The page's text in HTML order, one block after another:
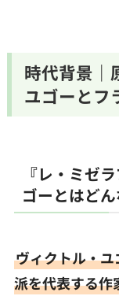
時代背景｜
ユゴーとフ
『レ・ミゼ
ゴーとはど
ヴィクトル・
派を代表する作